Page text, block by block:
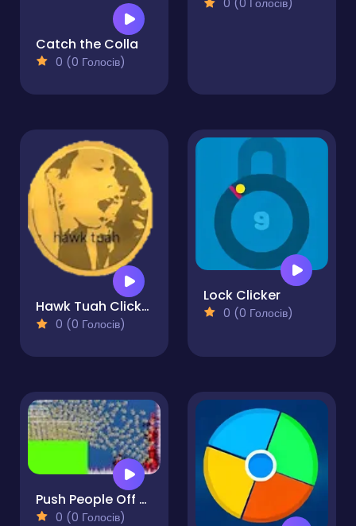
Catch the Colla
0 (0 Голосів)
0 (0 Голосів)
Hawk Tuah Clicker
0 (0 Голосів)
Lock Clicker
0 (0 Голосів)
Push People Off a Cliff Clicker
0 (0 Голосів)